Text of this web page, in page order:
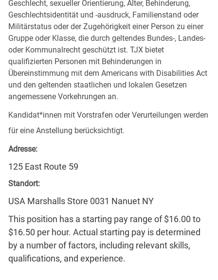
Geschlecht, sexueller Orientierung, Alter, Behinderung,
Geschlechtsidentität und -ausdruck, Familienstand oder
Militärstatus oder der Zugehörigkeit einer Person zu einer
Gruppe oder Klasse, die durch geltendes Bundes-, Landes-
oder Kommunalrecht geschützt ist. TJX bietet
qualifizierten Personen mit Behinderungen in
Übereinstimmung mit dem Americans with Disabilities Act
und den geltenden staatlichen und lokalen Gesetzen
angemessene Vorkehrungen an.
Kandidat*innen mit Vorstrafen oder Verurteilungen werden
für eine Anstellung berücksichtigt.
Adresse:
125 East Route 59
Standort:
USA Marshalls Store 0031 Nanuet NY
This position has a starting pay range of $16.00 to
$16.50 per hour. Actual starting pay is determined
by a number of factors, including relevant skills,
qualifications, and experience.